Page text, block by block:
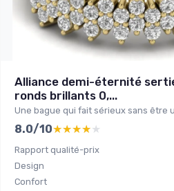
Alliance demi-éternité
ronds brillants 0,...
Une bague qui fait sérieux sans être
8.0/10★★★★★
★★★★★
Rapport qualité-prix
Design
Confort